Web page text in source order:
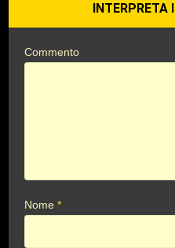
Commento
Nome*